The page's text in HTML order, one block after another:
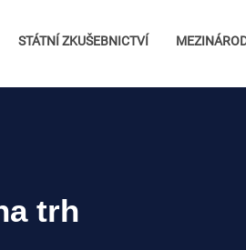
STÁTNÍ ZKUŠEBNICTVÍ
trh